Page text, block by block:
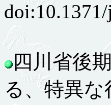
四川省後
る、特異